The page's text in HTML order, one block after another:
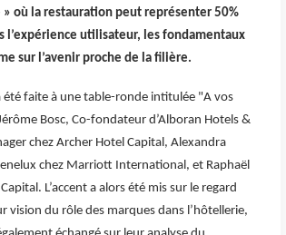
où la restauration peut représenter 50%
l’expérience utilisateur, les fondamentaux
sur l’avenir proche de la filière.
faite à une table-ronde intitulée "A vos
Bosc, Co-fondateur d’Alboran Hotels &
chez Archer Hotel Capital, Alexandra
chez Marriott International, et Raphaël
L’accent a alors été mis sur le regard
vision du rôle des marques dans l’hôtellerie,